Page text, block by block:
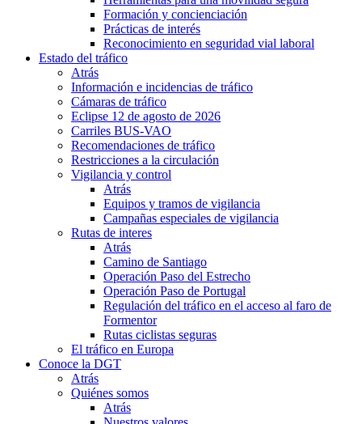
Formación y concienciación
Prácticas de interés
Reconocimiento en seguridad vial laboral
Estado del tráfico
Atrás
Información e incidencias de tráfico
Cámaras de tráfico
Eclipse 12 de agosto de 2026
Carriles BUS-VAO
Recomendaciones de tráfico
Restricciones a la circulación
Vigilancia y control
Atrás
Equipos y tramos de vigilancia
Campañas especiales de vigilancia
Rutas de interes
Atrás
Camino de Santiago
Operación Paso del Estrecho
Operación Paso de Portugal
Regulación del tráfico en el acceso al faro de
Formentor
Rutas ciclistas seguras
El tráfico en Europa
Conoce la DGT
Atrás
Quiénes somos
Atrás